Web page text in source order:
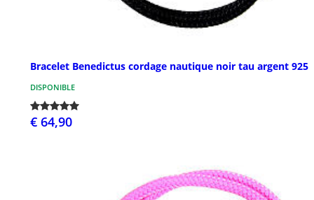
Bracelet Benedictus cordage nautique noir tau argent 925
DISPONIBLE
€ 64,90